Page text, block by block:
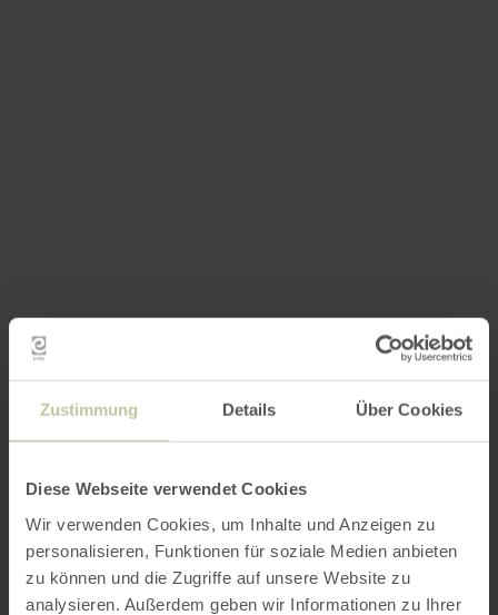
Zustimmung Details Über Cookies
Diese Webseite verwendet Cookies
Wir verwenden Cookies, um Inhalte und Anzeigen zu
personalisieren, Funktionen für soziale Medien anbieten
zu können und die Zugriffe auf unsere Website zu
analysieren. Außerdem geben wir Informationen zu Ihrer